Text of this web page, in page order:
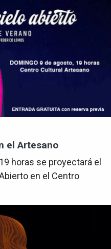
el Artesano
horas se proyectará el
en el Centro